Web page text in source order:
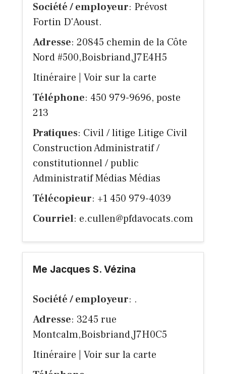
Société / employeur: Prévost
Fortin D'Aoust.
Adresse: 20845 chemin de la Côte
Nord #500,Boisbriand,J7E4H5
Itinéraire
Voir sur la carte
Téléphone: 450 979-9696, poste
213
Pratiques: Civil / litige Litige Civil
Construction Administratif /
constitutionnel / public
Administratif Médias Médias
Télécopieur: +1 450 979-4039
Courriel: e.cullen@pfdavocats.com
Me Jacques S. Vézina
Société / employeur: .
Adresse: 3245 rue
Montcalm,Boisbriand,J7H0C5
Itinéraire
Voir sur la carte